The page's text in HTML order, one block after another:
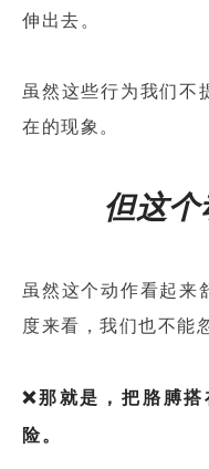
伸出去。
虽然这些行为我们不
在的现象。
但这
虽然这个动作看起来
度来看，我们也不能
❌那就是，把胳膊
险。